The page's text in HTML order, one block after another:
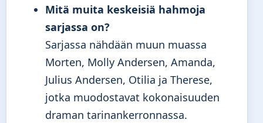
Mitä muita keskeisiä hahmoja
sarjassa on?
Sarjassa nähdään muun muassa
Morten, Molly Andersen, Amanda,
Julius Andersen, Otilia ja Therese,
jotka muodostavat kokonaisuuden
draman tarinankerronnassa.